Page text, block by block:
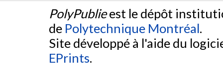
PolyPublieest le dépôt
de Polytechnique Montréal.
Site développé à l'aide du
EPrints.